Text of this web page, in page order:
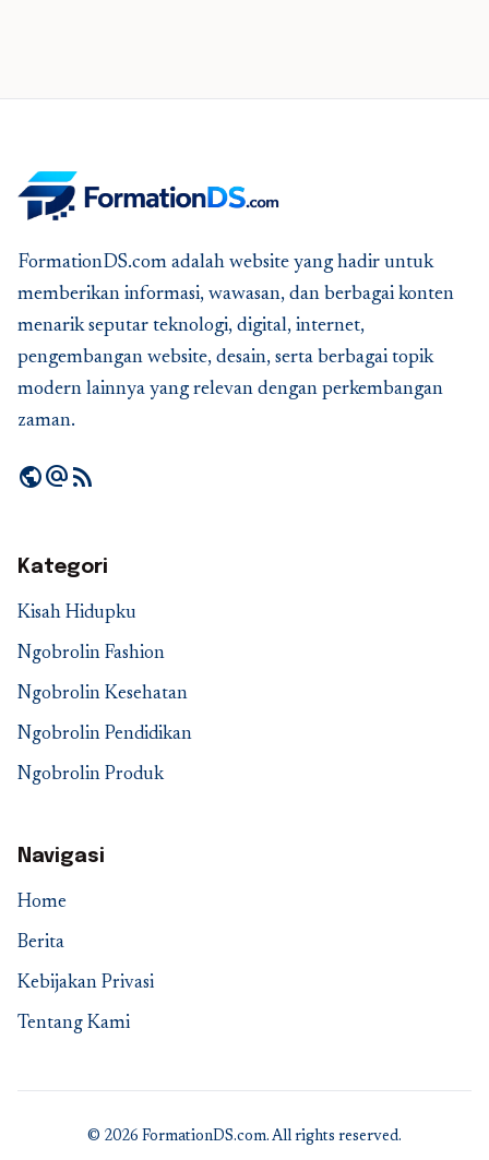
FormationDS.com adalah website yang hadir untuk
memberikan informasi, wawasan, dan berbagai konten
menarik seputar teknologi, digital, internet,
pengembangan website, desain, serta berbagai topik
modern lainnya yang relevan dengan perkembangan
zaman.
publicalternate_emailrss_feed
Kategori
Kisah Hidupku
Ngobrolin Fashion
Ngobrolin Kesehatan
Ngobrolin Pendidikan
Ngobrolin Produk
Navigasi
Home
Berita
Kebijakan Privasi
Tentang Kami
© 2026 FormationDS.com. All rights reserved.